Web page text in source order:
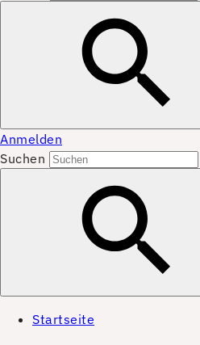
Anmelden
Suchen
Startseite